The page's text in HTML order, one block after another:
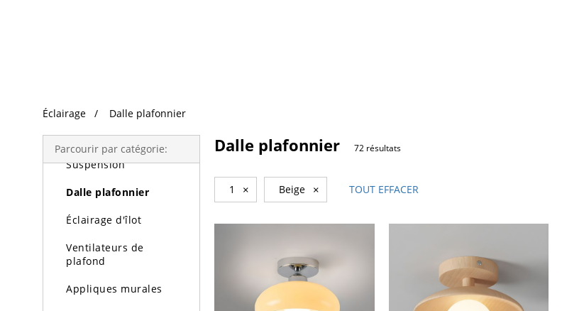
Éclairage Dalle plafonnier
Parcourir par catégorie:
Éclairage
Lustres
Suspension
Dalle plafonnier
Éclairage d'îlot
Ventilateurs de
plafond
Appliques murales
Dalle plafonnier 72 résultats
1 × Beige × TOUT EFFACER